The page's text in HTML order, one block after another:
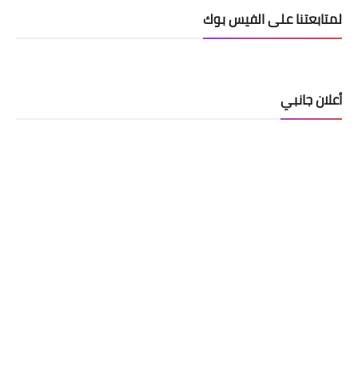
لمتابعتنا على الفيس بوك
أعلان جانبي